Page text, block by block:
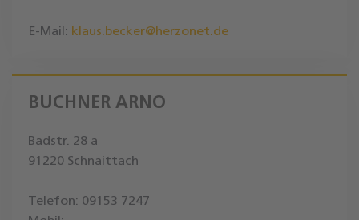
E-Mail: klaus.becker@herzonet.de
BUCHNER ARNO
Badstr. 28 a
91220 Schnaittach
Telefon: 09153 7247